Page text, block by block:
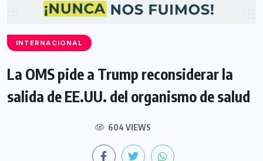
INTERNACIONAL
La OMS pide a Trump reconsiderar la
salida de EE.UU. del organismo de salud
604 VIEWS